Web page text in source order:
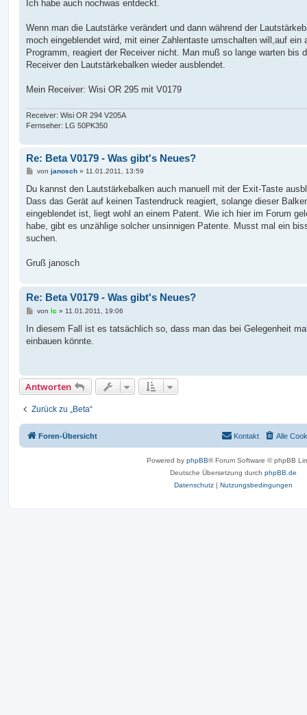
a
Ich habe auch nochwas entdeckt.
Wenn man die Lautstärke verändert und dann während der
moch eingeblendet wird, mit einer Zahlentaste umschalten will,auf ein
Programm, reagiert der Receiver nicht. Man muß so lange warten bis
Receiver den Lautstärkebalken wieder ausblendet.
Mein Receiver: Wisi OR 295 mit V0179
Receiver: Wisi OR 294 V205A
Fernseher: LG 50PK350
Re: Beta V0179 - Was gibt's Neues?
B
r
a
von janosch» 11.01.2011, 13:59
Du kannst den Lautstärkebalken auch manuell mit der Exit-Taste
Dass das Gerät auf keinen Tastendruck reagiert, solange dieser
eingeblendet ist, liegt wohl an einem Patent. Wie ich hier im Forum
habe, gibt es unzählige solcher unsinnigen Patente. Musst mal ein
suchen.
Gruß janosch
Re: Beta V0179 - Was gibt's Neues?
B
r
von lc » 11.01.2011, 19:06
In diesem Fall ist es tatsächlich so, dass man das bei Gelegenheit
einbauen könnte.
Antworten
Zurück zu „Beta“
Foren-Übersicht Alle
Kontakt
Powered by phpBB® Forum Software © phpBB
Deutsche Übersetzung durch phpBB.de
Datenschutz | Nutzungsbedingungen